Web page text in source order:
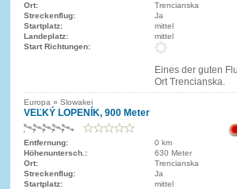
Ort:
Trencianska
Streckenflug:
Ja
Startplatz:
mittel
Landeplatz:
mittel
Start Richtungen:
Eines der guten
Ort Trencianska.
Europa » Slowakei
VEĽKÝ LOPENÍK, 900 Meter
Entfernung:
0 km
Höhenuntersch.:
630 Meter
Ort:
Trencianska
Streckenflug:
Ja
Startplatz:
mittel